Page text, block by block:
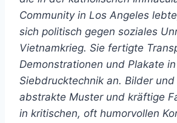
Community in Los Angeles
sich politisch gegen soziales
Vietnamkrieg. Sie fertigte
Demonstrationen und Plakate in
Siebdrucktechnik an. Bilder und
abstrakte Muster und kräftige
in kritischen, oft humorvollen